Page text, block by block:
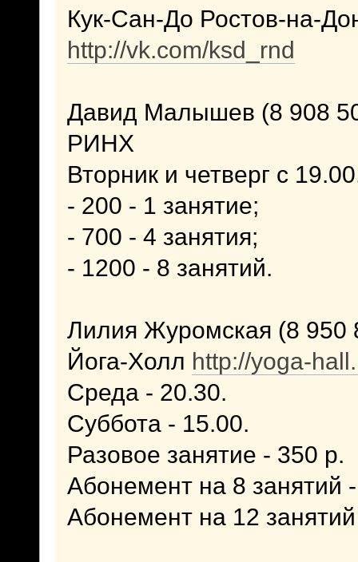
Кук-Сан-До Ростов-на-
http://vk.com/ksd_rnd
Давид Малышев (8 908
РИНХ
Вторник и четверг с
- 200 - 1 занятие;
- 700 - 4 занятия;
- 1200 - 8 занятий.
Лилия Журомская (8 950
Йога-Холл http://yoga-
Среда - 20.30.
Суббота - 15.00.
Разовое занятие - 350 р.
Абонемент на 8 занятий
Абонемент на 12